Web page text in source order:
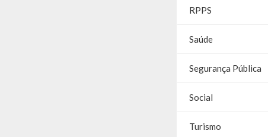
RPPS
Saúde
Segurança Pública
Social
Turismo